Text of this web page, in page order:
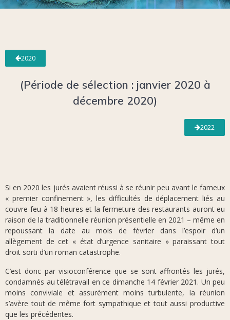
2020
(Période de sélection : janvier 2020 à
décembre 2020)
2022
Si en 2020 les jurés avaient réussi à se réunir peu avant le fameux
« premier confinement », les difficultés de déplacement liés au
couvre-feu à 18 heures et la fermeture des restaurants auront eu
raison de la traditionnelle réunion présentielle en 2021 – même en
repoussant la date au mois de février dans l’espoir d’un
allègement de cet « état d’urgence sanitaire » paraissant tout
droit sorti d’un roman catastrophe.
C’est donc par visioconférence que se sont affrontés les jurés,
condamnés au télétravail en ce dimanche 14 février 2021. Un peu
moins conviviale et assurément moins turbulente, la réunion
s’avère tout de même fort sympathique et tout aussi productive
que les précédentes.